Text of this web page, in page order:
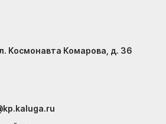
Космонавта Комарова, д. 36